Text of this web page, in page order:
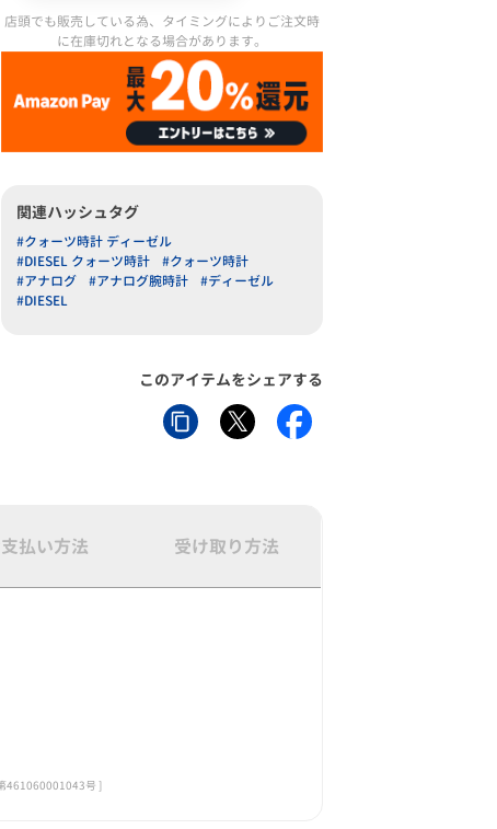
店頭でも販売している為、タイミングによりご注文時
に在庫切れとなる場合があります。
関連ハッシュタグ
#クォーツ時計 ディーゼル
#DIESEL クォーツ時計
#クォーツ時計
#アナログ
#アナログ腕時計
#ディーゼル
#DIESEL
このアイテムをシェアする
払い方法 受け取り方法
461060001043号 ]